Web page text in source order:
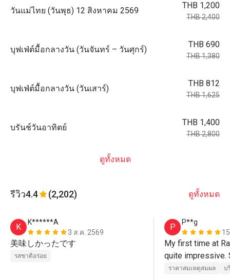
วันแม่ไทย (วันพุธ) 12 สิงหาคม 2569
THB 1,200
THB 2,400
บุฟเฟ่ต์มื้อกลางวัน (วันจันทร์ – วันศุกร์)
THB 690
THB 1,380
บุฟเฟ่ต์มื้อกลางวัน (วันเสาร์)
THB 812
THB 1,625
บรันช์วันอาทิตย์
THB 1,400
THB 2,800
ดูทั้งหมด
รีวิว4.4 (2,202) ดูทั้งหมด
K
K******A
3 ส.ค. 2569
美味しかったです
รสชาติอร่อย
P
P**g
My first time at
quite impressive.
were not so
ราคาสมเหตุสมผล บ